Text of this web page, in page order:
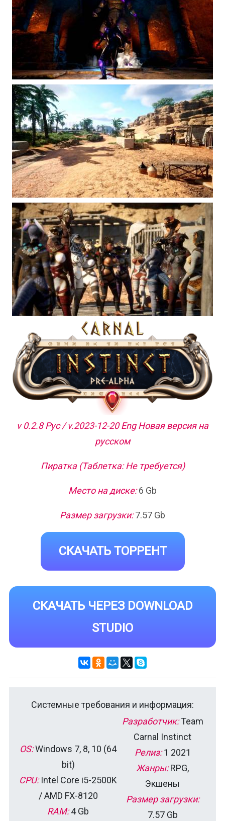
v 0.2.8 Рус / v.2023-12-20 Eng Новая версия на
русском
Пиратка (Таблетка: Не требуется)
Место на диске:6 Gb
Размер загрузки:7.57 Gb
СКАЧАТЬ ТОРРЕНТ
СКАЧАТЬ ЧЕРЕЗ DOWNLOAD
STUDIO
Системные требования и информация:
OS:Windows 7, 8, 10 (64
bit)
CPU:Intel Core i5-2500K
/ AMD FX-8120
RAM:4 Gb
Разработчик:Team
Carnal Instinct
Релиз:1 2021
Жанры:RPG,
Экшены
Размер загрузки:
7.57 Gb